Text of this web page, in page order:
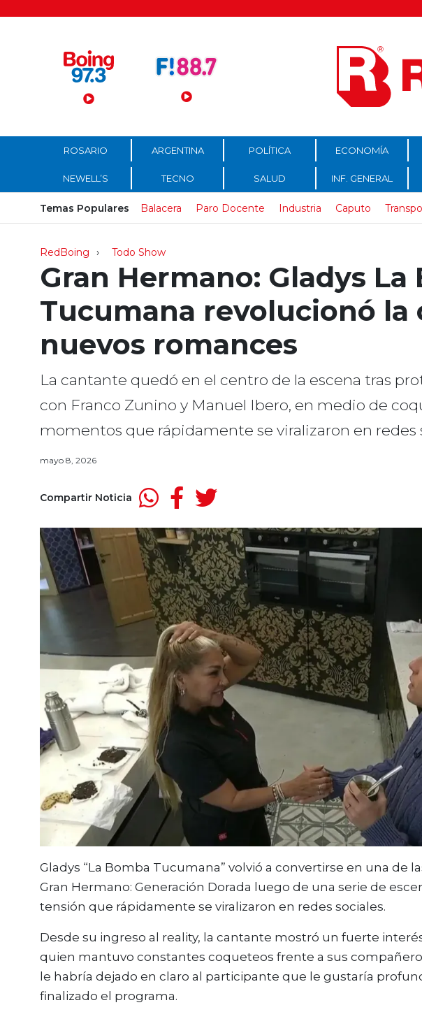
Menú Principal
ROSARIO ARGENTINA POLÍTICA ECONOMÍA
NEWELL’S TECNO SALUD INF. GENERAL
Temas Populares Balacera Paro Docente Industria Caputo
RedBoing Todo Show
Gran Hermano: Gladys La
Tucumana revolucionó la
nuevos romances
La cantante quedó en el centro de la escena tras
con Franco Zunino y Manuel Ibero, en medio de
momentos que rápidamente se viralizaron en redes
mayo 8, 2026
Compartir Noticia
Gladys “La Bomba Tucumana” volvió a convertirse en una de
Gran Hermano: Generación Dorada luego de una serie de
tensión que rápidamente se viralizaron en redes sociales.
Desde su ingreso al reality, la cantante mostró un fuerte
quien mantuvo constantes coqueteos frente a sus
le habría dejado en claro al participante que le gustaría
finalizado el programa.